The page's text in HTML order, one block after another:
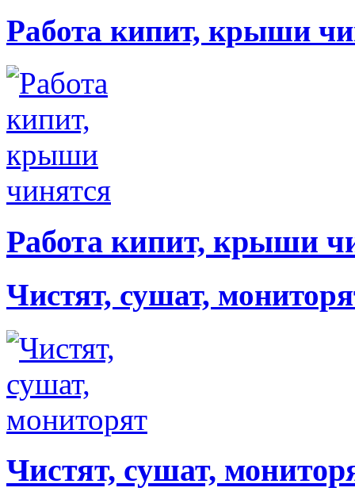
Работа кипит, крыши
Работа кипит, крыши
Чистят, сушат,
Чистят, сушат,